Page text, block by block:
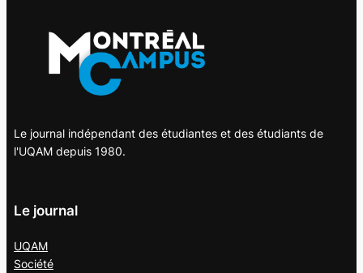
Le journal indépendant des étudiantes et des étudiants de
l'UQAM depuis 1980.
Le journal
UQAM
Société